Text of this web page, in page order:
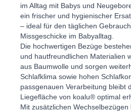
im Alltag mit Babys und
ein frischer und hygienischer
– ideal für den täglichen
Missgeschicke im Babyalltag.
Die hochwertigen Bezüge
und hautfreundlichen Materialien
aus Baumwolle und sorgen
Schlafklima sowie hohen
passgenauen Verarbeitung bleibt
Liegefläche von koalu® optimal
Mit zusätzlichen Wechselbezügen